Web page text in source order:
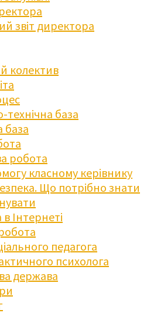
звіт директора
колектив
технічна база
база
робота
класному керівнику
Що потрібно знати
Інтернеті
педагога
психолога
держава